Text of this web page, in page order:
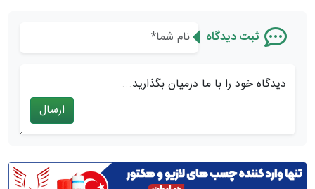
ثبت دیدگاه
دیدگاه خود را با ما درمیان بگذارید...
ارسال